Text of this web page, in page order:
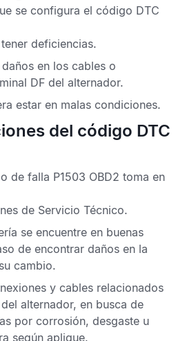
se configura el código DTC
deficiencias.
en los cables o
DF del alternador.
estar en malas condiciones.
del código DTC
de falla P1503 OBD2 toma en
de Servicio Técnico.
se encuentre en buenas
de encontrar daños en la
cambio.
y cables relacionados
alternador, en busca de
por corrosión, desgaste u
según aplique.